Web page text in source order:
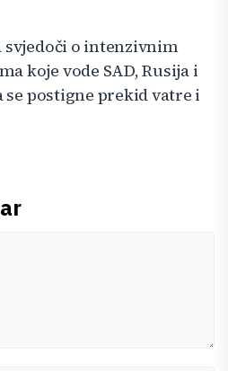
svjedoči o intenzivnim
koje vode SAD, Rusija i
se postigne prekid vatre i